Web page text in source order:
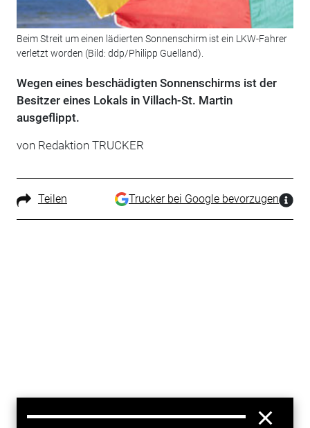
Beim Streit um einen lädierten Sonnenschirm ist ein LKW-Fahrer
verletzt worden (Bild: ddp/Philipp Guelland).
Wegen eines beschädigten Sonnenschirms ist der
Besitzer eines Lokals in Villach-St. Martin
ausgeflippt.
von Redaktion TRUCKER
Teilen Trucker bei Google bevorzugen